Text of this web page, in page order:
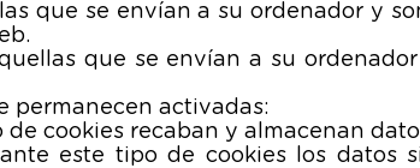
que se envían a su ordenador y
que se envían a su
permanecen activadas:
de cookies recaban y almacenan
este tipo de cookies los